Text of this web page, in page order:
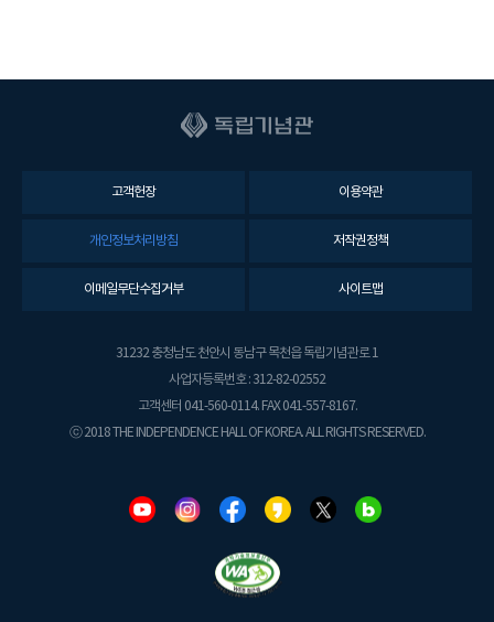
고객헌장 이용약관
개인정보처리방침 저작권정책
이메일무단수집거부 사이트맵
31232 충청남도 천안시 동남구 목천읍 독립기념관로 1
사업자등록번호 : 312-82-02552
고객센터 041-560-0114. FAX 041-557-8167.
ⓒ 2018 THE INDEPENDENCE HALL OF KOREA. ALL RIGHTS RESERVED.